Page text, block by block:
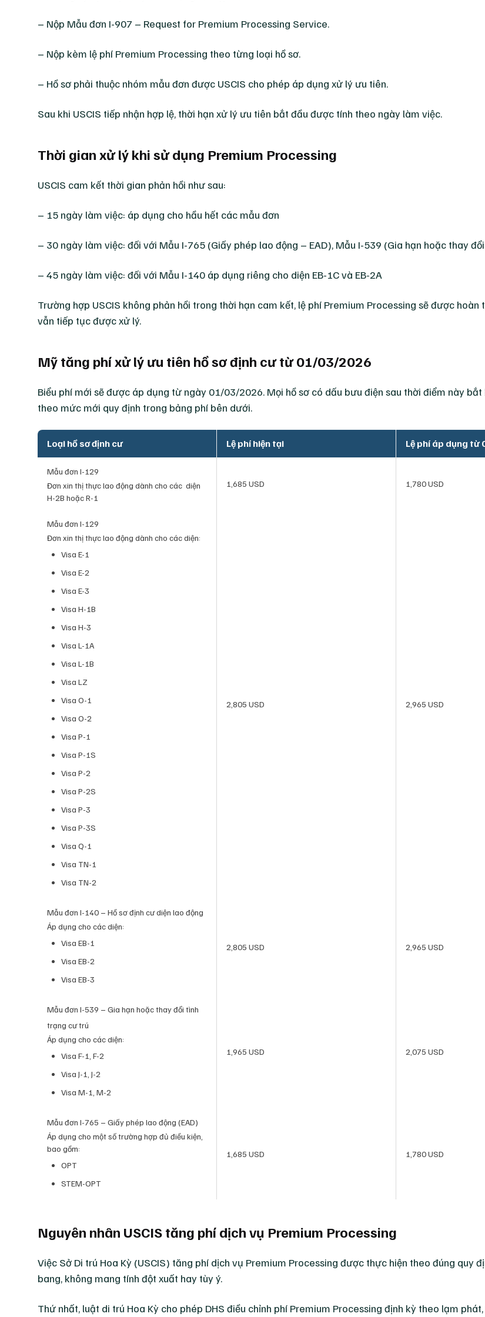
– Nộp Mẫu đơn I-907 – Request for Premium Processing Service.
– Nộp kèm lệ phí Premium Processing theo từng loại hồ sơ.
– Hồ sơ phải thuộc nhóm mẫu đơn được USCIS cho phép áp dụng xử lý ưu tiên.
Sau khi USCIS tiếp nhận hợp lệ, thời hạn xử lý ưu tiên bắt đầu được tính theo ngày làm việc.
Thời gian xử lý khi sử dụng Premium Processing
USCIS cam kết thời gian phản hồi như sau:
– 15 ngày làm việc: áp dụng cho hầu hết các mẫu đơn
– 30 ngày làm việc: đối với Mẫu I-765 (Giấy phép lao động – EAD), Mẫu I-539 (Gia hạn hoặc thay
– 45 ngày làm việc: đối với Mẫu I-140 áp dụng riêng cho diện EB-1C và EB-2A
Trường hợp USCIS không phản hồi trong thời hạn cam kết, lệ phí Premium Processing sẽ được hoàn
vẫn tiếp tục được xử lý.
Mỹ tăng phí xử lý ưu tiên hồ sơ định cư từ 01/03/2026
Biểu phí mới sẽ được áp dụng từ ngày 01/03/2026. Mọi hồ sơ có dấu bưu điện sau thời điểm này bắt
theo mức mới quy định trong bảng phí bên dưới.
Loại hồ sơ định cư Lệ phí hiện tại Lệ phí áp dụng từ
Mẫu đơn I-129
Đơn xin thị thực lao động dành cho các diện
H-2B hoặc R-1
1,685 USD 1,780 USD
Mẫu đơn I-129
Đơn xin thị thực lao động dành cho các diện:
Visa E-1
Visa E-2
Visa E-3
Visa H-1B
Visa H-3
Visa L-1A
Visa L-1B
Visa LZ
Visa O-1
Visa O-2
Visa P-1
Visa P-1S
Visa P-2
Visa P-2S
Visa P-3
Visa P-3S
Visa Q-1
Visa TN-1
Visa TN-2
2,805 USD 2,965 USD
Mẫu đơn I-140 – Hồ sơ định cư diện lao động
Áp dụng cho các diện:
Visa EB-1
Visa EB-2
Visa EB-3
2,805 USD 2,965 USD
Mẫu đơn I-539 – Gia hạn hoặc thay đổi tình
trạng cư trú
Áp dụng cho các diện:
Visa F-1, F-2
Visa J-1, J-2
Visa M-1, M-2
1,965 USD 2,075 USD
Mẫu đơn I-765 – Giấy phép lao động (EAD)
Áp dụng cho một số trường hợp đủ điều kiện,
bao gồm:
OPT
STEM-OPT
1,685 USD 1,780 USD
Nguyên nhân USCIS tăng phí dịch vụ Premium Processing
Việc Sở Di trú Hoa Kỳ (USCIS) tăng phí dịch vụ Premium Processing được thực hiện theo đúng quy
bang, không mang tính đột xuất hay tùy ý.
Thứ nhất, luật di trú Hoa Kỳ cho phép DHS điều chỉnh phí Premium Processing định kỳ theo lạm